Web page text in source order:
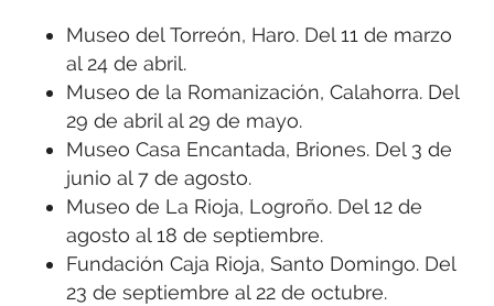
Museo del Torreón, Haro. Del 11 de marzo
al 24 de abril.
Museo de la Romanización, Calahorra. Del
29 de abril al 29 de mayo.
Museo Casa Encantada, Briones. Del 3 de
junio al 7 de agosto.
Museo de La Rioja, Logroño. Del 12 de
agosto al 18 de septiembre.
Fundación Caja Rioja, Santo Domingo. Del
23 de septiembre al 22 de octubre.